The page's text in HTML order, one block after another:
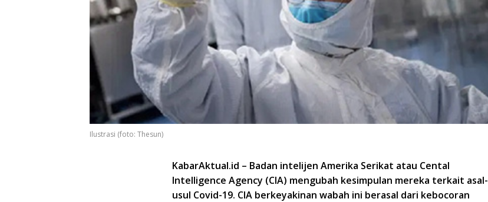
Ilustrasi (foto: Thesun)
KabarAktual.id – Badan intelijen Amerika Serikat atau Cental
Intelligence Agency (CIA) mengubah kesimpulan mereka terkait asal-
usul Covid-19. CIA berkeyakinan wabah ini berasal dari kebocoran